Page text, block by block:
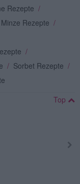
Rezepte /
Minze Rezepte /
/
/ Sorbet Rezepte /
Top